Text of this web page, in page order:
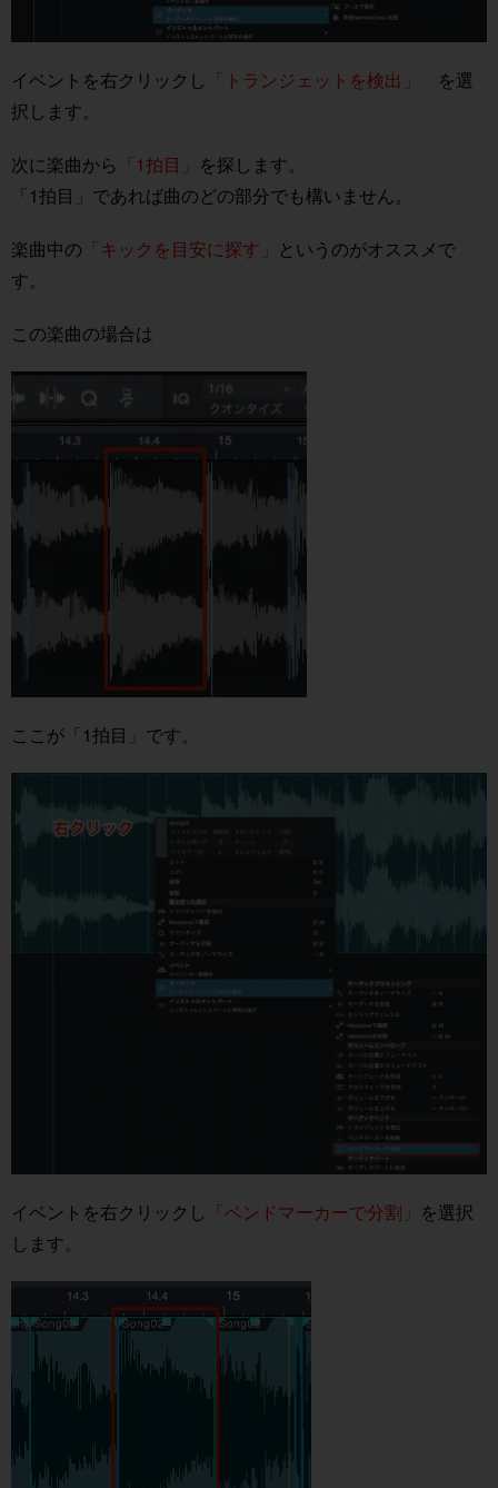
イベントを右クリックし 「トランジェットを検出」
を選
択します。
次に楽曲から 「1拍目」 を探します。
「1拍目」であれば曲のどの部分でも構いません。
楽曲中の 「キックを目安に探す」
というのがオススメで
す。
この楽曲の場合は
ここが「1拍目」です。
イベントを右クリックし 「ベンドマーカーで分割」 を選択
します。